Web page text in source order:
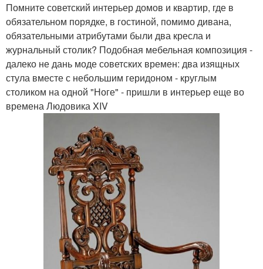
Помните советский интерьер домов и квартир, где в
обязательном порядке, в гостиной, помимо дивана,
обязательными атрибутами были два кресла и
журнальный столик? Подобная мебельная композиция -
далеко не дань моде советских времен: два изящных
стула вместе с небольшим геридоном - круглым
столиком на одной "Ноге" - пришли в интерьер еще во
времена Людовика XIV